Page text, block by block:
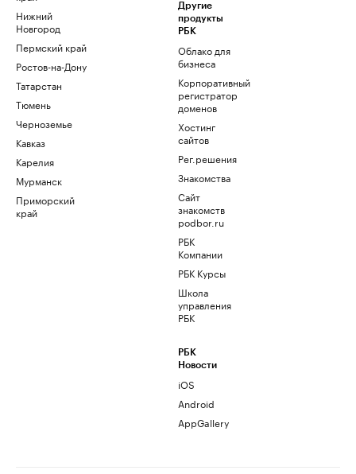
Нижний
Новгород
Пермский край
Ростов-на-Дону
Татарстан
Тюмень
Черноземье
Кавказ
Карелия
Мурманск
Приморский
край
Другие
продукты
РБК
Облако для
бизнеса
Корпоративный
регистратор
доменов
Хостинг
сайтов
Рег.решения
Знакомства
Сайт
знакомств
podbor.ru
РБК
Компании
РБК Курсы
Школа
управления
РБК
РБК
Новости
iOS
Android
AppGallery